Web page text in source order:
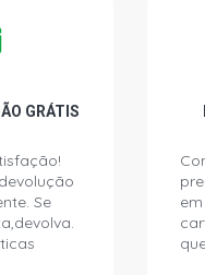
XLT SUV 1.6 8V
- 2012) CAMBIO
XLT FREESTYLE SUV
FLEX (2009 - 2012)
FREESTYLE SUV 2.0
(2013 - 2018)
GRÁTIS
Se